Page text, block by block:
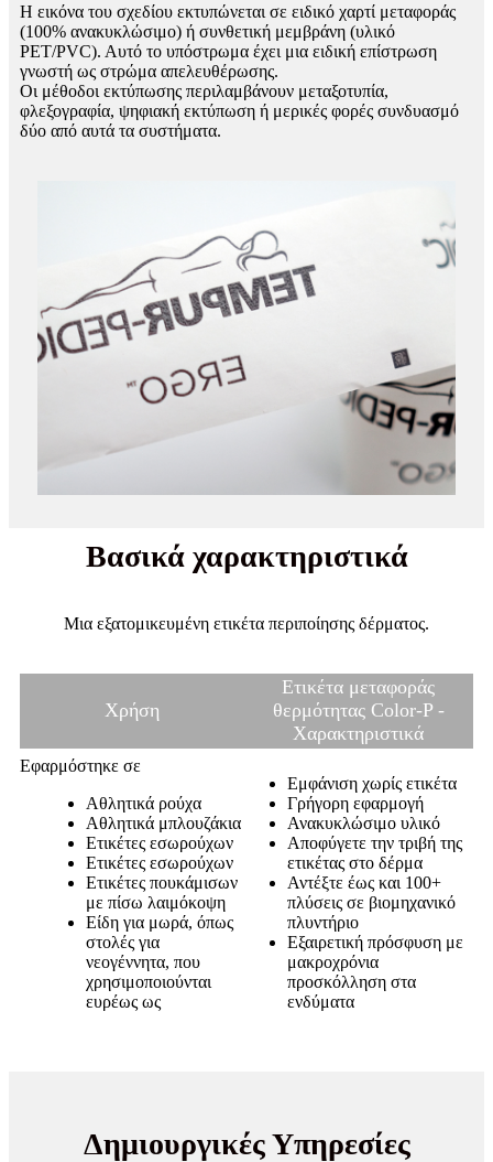
Η εικόνα του σχεδίου εκτυπώνεται σε ειδικό χαρτί μεταφοράς
(100% ανακυκλώσιμο) ή συνθετική μεμβράνη (υλικό
PET/PVC). Αυτό το υπόστρωμα έχει μια ειδική επίστρωση
γνωστή ως στρώμα απελευθέρωσης.
Οι μέθοδοι εκτύπωσης περιλαμβάνουν μεταξοτυπία,
φλεξογραφία, ψηφιακή εκτύπωση ή μερικές φορές συνδυασμό
δύο από αυτά τα συστήματα.
Βασικά χαρακτηριστικά
Μια εξατομικευμένη ετικέτα περιποίησης δέρματος.
Χρήση
Ετικέτα μεταφοράς
θερμότητας Color-P -
Χαρακτηριστικά
Εφαρμόστηκε σε
Αθλητικά ρούχα
Αθλητικά μπλουζάκια
Ετικέτες εσωρούχων
Ετικέτες εσωρούχων
Ετικέτες πουκάμισων
με πίσω λαιμόκοψη
Είδη για μωρά, όπως
στολές για
νεογέννητα, που
χρησιμοποιούνται
ευρέως ως
Εμφάνιση χωρίς ετικέτα
Γρήγορη εφαρμογή
Ανακυκλώσιμο υλικό
Αποφύγετε την τριβή της
ετικέτας στο δέρμα
Αντέξτε έως και 100+
πλύσεις σε βιομηχανικό
πλυντήριο
Εξαιρετική πρόσφυση με
μακροχρόνια
προσκόλληση στα
ενδύματα
Δημιουργικές Υπηρεσίες